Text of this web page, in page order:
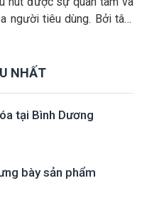
người tiêu dùng. Bởi tâm
NHẤT
tại Bình Dương
bày sản phẩm